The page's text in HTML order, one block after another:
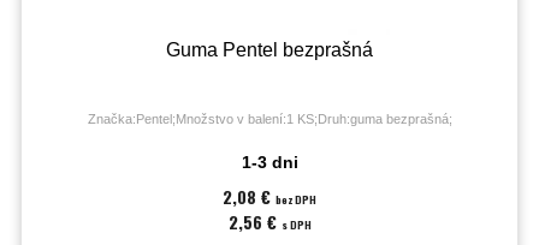
Guma Pentel bezprašná
Značka:Pentel;Množstvo v balení:1 KS;Druh:guma bezprašná;
1-3 dni
2,08 € bez DPH
2,56 € s DPH